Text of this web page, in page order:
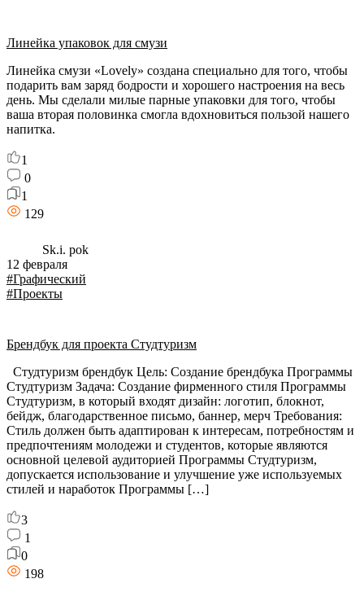
Линейка упаковок для смузи
Линейка смузи «Lovely» создана специально для того, чтобы
подарить вам заряд бодрости и хорошего настроения на весь
день. Мы сделали милые парные упаковки для того, чтобы
ваша вторая половинка смогла вдохновиться пользой нашего
напитка.
1
0
1
129
Sk.i. pok
12 февраля
#Графический
#Проекты
Брендбук для проекта Студтуризм
Студтуризм брендбук Цель: Создание брендбука Программы
Студтуризм Задача: Создание фирменного стиля Программы
Студтуризм, в который входят дизайн: логотип, блокнот,
бейдж, благодарственное письмо, баннер, мерч Требования:
Стиль должен быть адаптирован к интересам, потребностям и
предпочтениям молодежи и студентов, которые являются
основной целевой аудиторией Программы Студтуризм,
допускается использование и улучшение уже используемых
стилей и наработок Программы […]
3
1
0
198